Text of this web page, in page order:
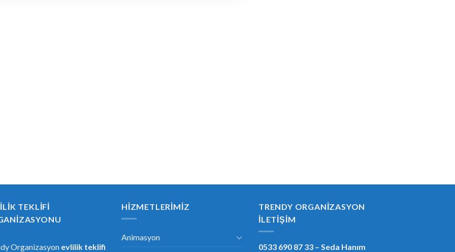
TEKLIFI
Organizasyon evlilik teklifi
HIZMETLERIMIZ
Animasyon
TRENDY ORGANIZASYON
İLETIŞIM
0533 690 87 33 – Seda Hanım